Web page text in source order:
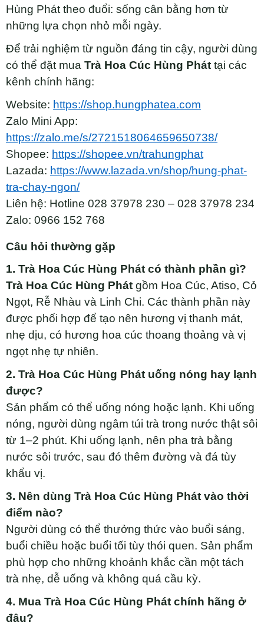
Hùng Phát theo đuổi: sống cân bằng hơn từ
những lựa chọn nhỏ mỗi ngày.
Để trải nghiệm từ nguồn đáng tin cậy, người dùng
có thể đặt mua Trà Hoa Cúc Hùng Phát tại các
kênh chính hãng:
Website: https://shop.hungphatea.com
Zalo Mini App:
https://zalo.me/s/2721518064659650738/
Shopee: https://shopee.vn/trahungphat
Lazada: https://www.lazada.vn/shop/hung-phat-
tra-chay-ngon/
Liên hệ: Hotline 028 37978 230 – 028 37978 234
Zalo: 0966 152 768
Câu hỏi thường gặp
1. Trà Hoa Cúc Hùng Phát có thành phần gì?
Trà Hoa Cúc Hùng Phát gồm Hoa Cúc, Atiso, Cỏ
Ngọt, Rễ Nhàu và Linh Chi. Các thành phần này
được phối hợp để tạo nên hương vị thanh mát,
nhẹ dịu, có hương hoa cúc thoang thoảng và vị
ngọt nhẹ tự nhiên.
2. Trà Hoa Cúc Hùng Phát uống nóng hay lạnh
được?
Sản phẩm có thể uống nóng hoặc lạnh. Khi uống
nóng, người dùng ngâm túi trà trong nước thật sôi
từ 1–2 phút. Khi uống lạnh, nên pha trà bằng
nước sôi trước, sau đó thêm đường và đá tùy
khẩu vị.
3. Nên dùng Trà Hoa Cúc Hùng Phát vào thời
điểm nào?
Người dùng có thể thưởng thức vào buổi sáng,
buổi chiều hoặc buổi tối tùy thói quen. Sản phẩm
phù hợp cho những khoảnh khắc cần một tách
trà nhẹ, dễ uống và không quá cầu kỳ.
4. Mua Trà Hoa Cúc Hùng Phát chính hãng ở
đâu?